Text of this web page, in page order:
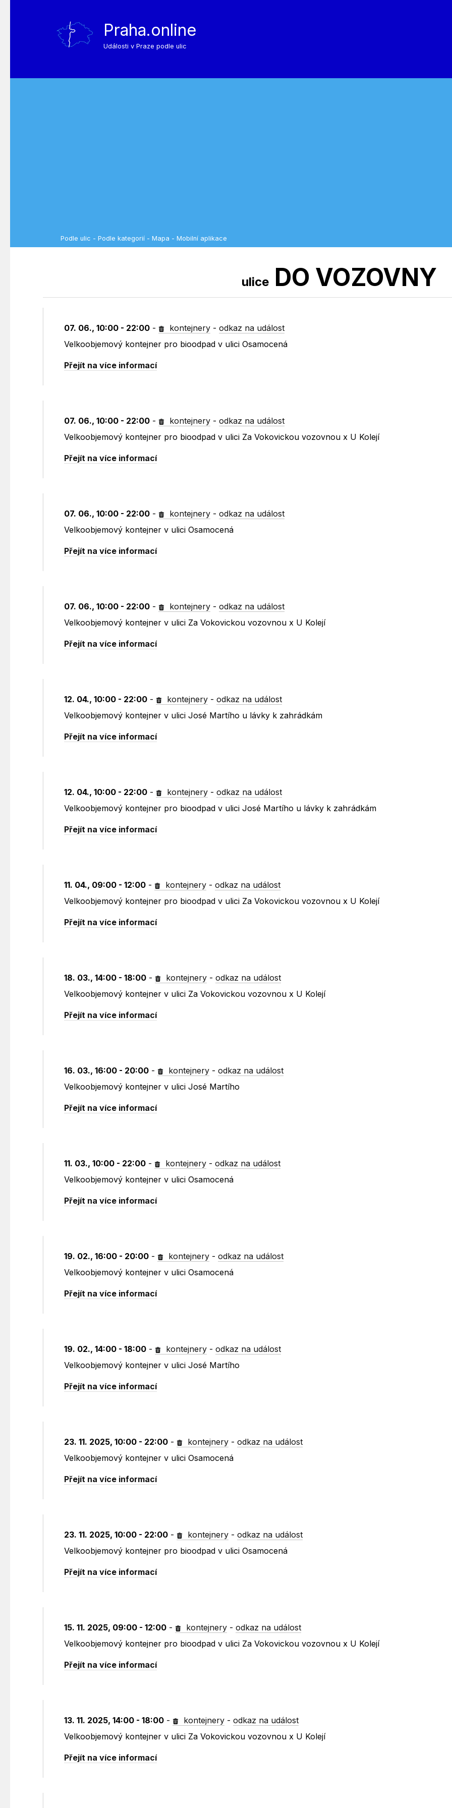
Praha.online
Události v Praze podle ulic
Podle ulic - Podle kategorií - Mapa - Mobilní aplikace
uliceDO VOZOVNY
07. 06., 10:00 - 22:00 - kontejnery -odkaz na událost
Velkoobjemový kontejner pro bioodpad v ulici Osamocená
Přejít na více informací
07. 06., 10:00 - 22:00 - kontejnery -odkaz na událost
Velkoobjemový kontejner pro bioodpad v ulici Za Vokovickou vozovnou x U Kolejí
Přejít na více informací
07. 06., 10:00 - 22:00 - kontejnery -odkaz na událost
Velkoobjemový kontejner v ulici Osamocená
Přejít na více informací
07. 06., 10:00 - 22:00 - kontejnery -odkaz na událost
Velkoobjemový kontejner v ulici Za Vokovickou vozovnou x U Kolejí
Přejít na více informací
12. 04., 10:00 - 22:00 - kontejnery -odkaz na událost
Velkoobjemový kontejner v ulici José Martího u lávky k zahrádkám
Přejít na více informací
12. 04., 10:00 - 22:00 - kontejnery -odkaz na událost
Velkoobjemový kontejner pro bioodpad v ulici José Martího u lávky k zahrádkám
Přejít na více informací
11. 04., 09:00 - 12:00 - kontejnery -odkaz na událost
Velkoobjemový kontejner pro bioodpad v ulici Za Vokovickou vozovnou x U Kolejí
Přejít na více informací
18. 03., 14:00 - 18:00 - kontejnery -odkaz na událost
Velkoobjemový kontejner v ulici Za Vokovickou vozovnou x U Kolejí
Přejít na více informací
16. 03., 16:00 - 20:00 - kontejnery -odkaz na událost
Velkoobjemový kontejner v ulici José Martího
Přejít na více informací
11. 03., 10:00 - 22:00 - kontejnery -odkaz na událost
Velkoobjemový kontejner v ulici Osamocená
Přejít na více informací
19. 02., 16:00 - 20:00 - kontejnery -odkaz na událost
Velkoobjemový kontejner v ulici Osamocená
Přejít na více informací
19. 02., 14:00 - 18:00 - kontejnery -odkaz na událost
Velkoobjemový kontejner v ulici José Martího
Přejít na více informací
23. 11. 2025, 10:00 - 22:00 - kontejnery -odkaz na událost
Velkoobjemový kontejner v ulici Osamocená
Přejít na více informací
23. 11. 2025, 10:00 - 22:00 - kontejnery -odkaz na událost
Velkoobjemový kontejner pro bioodpad v ulici Osamocená
Přejít na více informací
15. 11. 2025, 09:00 - 12:00 - kontejnery -odkaz na událost
Velkoobjemový kontejner pro bioodpad v ulici Za Vokovickou vozovnou x U Kolejí
Přejít na více informací
13. 11. 2025, 14:00 - 18:00 - kontejnery -odkaz na událost
Velkoobjemový kontejner v ulici Za Vokovickou vozovnou x U Kolejí
Přejít na více informací